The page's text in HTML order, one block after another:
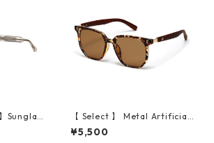
Sunglas
【 Select 】 Metal Artificial
Wood Vintage Sunglasses
(Leopard )
¥5,500